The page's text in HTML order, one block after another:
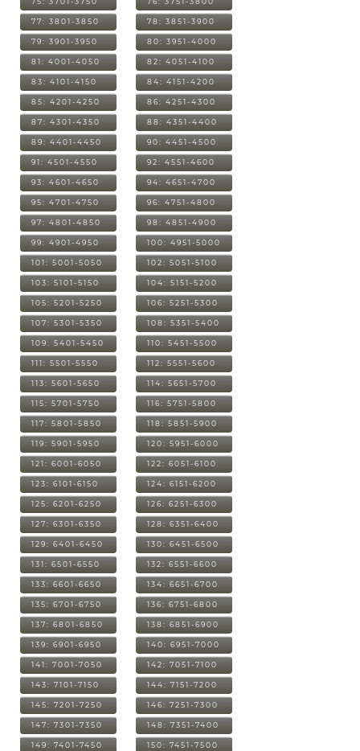
77: 3801-3850 78: 3851-3900
79: 3901-3950 80: 3951-4000
81: 4001-4050 82: 4051-4100
83: 4101-4150 84: 4151-4200
85: 4201-4250 86: 4251-4300
87: 4301-4350 88: 4351-4400
89: 4401-4450 90: 4451-4500
91: 4501-4550 92: 4551-4600
93: 4601-4650 94: 4651-4700
95: 4701-4750 96: 4751-4800
97: 4801-4850 98: 4851-4900
99: 4901-4950 100: 4951-5000
101: 5001-5050 102: 5051-5100
103: 5101-5150 104: 5151-5200
105: 5201-5250 106: 5251-5300
107: 5301-5350 108: 5351-5400
109: 5401-5450 110: 5451-5500
111: 5501-5550 112: 5551-5600
113: 5601-5650 114: 5651-5700
115: 5701-5750 116: 5751-5800
117: 5801-5850 118: 5851-5900
119: 5901-5950 120: 5951-6000
121: 6001-6050 122: 6051-6100
123: 6101-6150 124: 6151-6200
125: 6201-6250 126: 6251-6300
127: 6301-6350 128: 6351-6400
129: 6401-6450 130: 6451-6500
131: 6501-6550 132: 6551-6600
133: 6601-6650 134: 6651-6700
135: 6701-6750 136: 6751-6800
137: 6801-6850 138: 6851-6900
139: 6901-6950 140: 6951-7000
141: 7001-7050 142: 7051-7100
143: 7101-7150 144: 7151-7200
145: 7201-7250 146: 7251-7300
147: 7301-7350 148: 7351-7400
149: 7401-7450 150: 7451-7500